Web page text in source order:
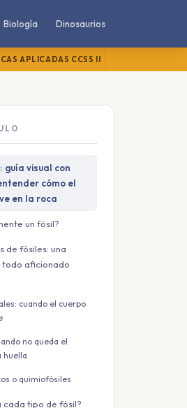
Biología Dinosaurios
APLICADAS CCSS II
guía visual con
cómo el
en la roca
un fósil?
de fósiles: una
todo aficionado
cuando el cuerpo
no queda el
huella
o quimiofósiles
cada tipo de fósil?